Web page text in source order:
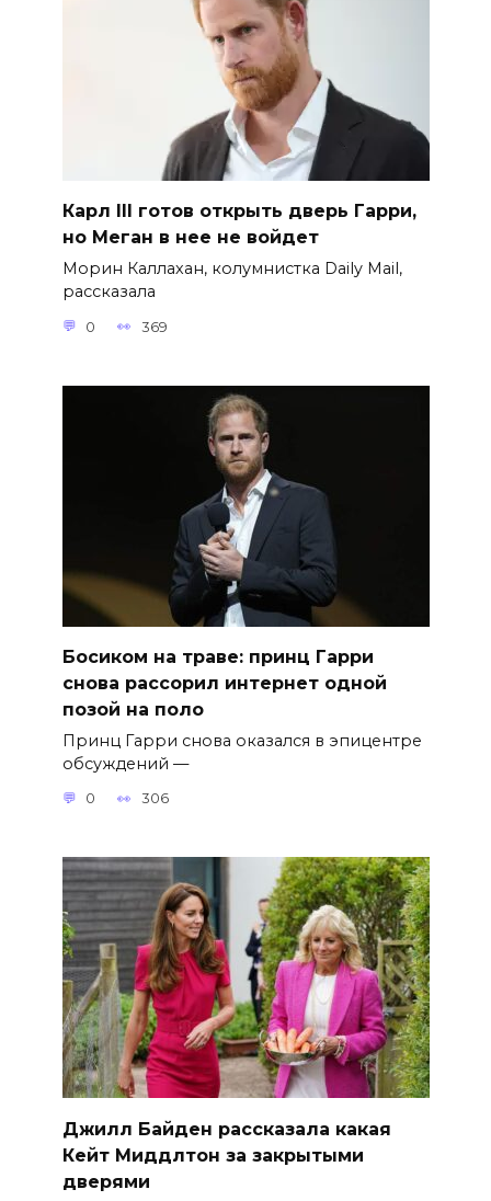
Карл III готов открыть дверь Гарри,
но Меган в нее не войдет
Морин Каллахан, колумнистка Daily Mail,
рассказала
0 369
Босиком на траве: принц Гарри
снова рассорил интернет одной
позой на поло
Принц Гарри снова оказался в эпицентре
обсуждений —
0 306
Джилл Байден рассказала какая
Кейт Миддлтон за закрытыми
дверями